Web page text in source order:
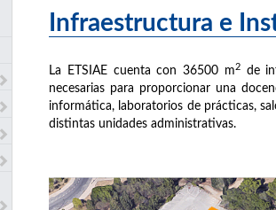
Infraestructura e
La ETSIAE cuenta con 36500 m2de
necesarias para proporcionar una
informática, laboratorios de prácticas,
distintas unidades administrativas.